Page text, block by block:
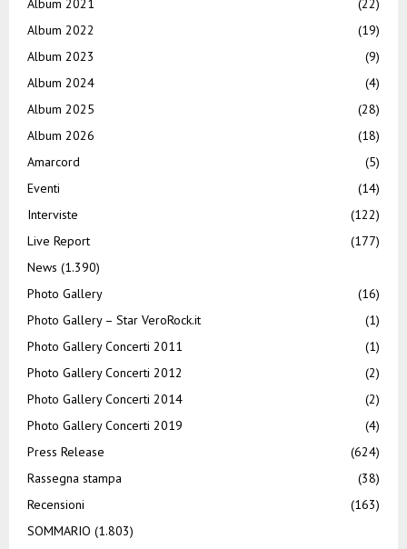
Album 2021
(22)
Album 2022
(19)
Album 2023
(9)
Album 2024
(4)
Album 2025
(28)
Album 2026
(18)
Amarcord
(5)
Eventi
(14)
Interviste
(122)
Live Report
(177)
News (1.390)
Photo Gallery
(16)
Photo Gallery – Star VeroRock.it
(1)
Photo Gallery Concerti 2011
(1)
Photo Gallery Concerti 2012
(2)
Photo Gallery Concerti 2014
(2)
Photo Gallery Concerti 2019
(4)
Press Release
(624)
Rassegna stampa
(38)
Recensioni
(163)
SOMMARIO (1.803)